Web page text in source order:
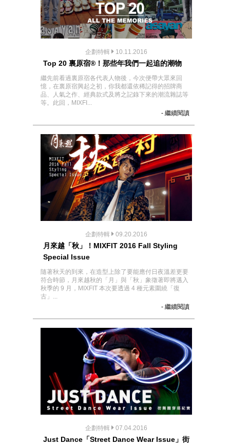
企劃特輯 10.11.2016
Top 20 裏原宿®！那些年我們一起追的潮物
繼先前看過裏原宿各代表人物後，今次便帶大眾來回
憶，在裏原宿興起之初，你我都還依稀記得的招牌商
品、人氣之作、經典款式及將之記錄下來的潮流雜誌等
等。此回，MIXFI...
- 繼續閱讀
企劃特輯 09.20.2016
月來越「秋」！MIXFIT 2016 Fall Styling
Special Issue
隨著秋天的到來，在造型上除了要能應付日夜溫差更要
符合時節，月來越秋的「月」與「秋」象徵著即將邁入
秋季的 9 月，MIXFIT 本次要透過 4 種元素圍繞「復
古」...
- 繼續閱讀
企劃特輯 07.04.2016
Just Dance「Street Dance Wear Issue」街